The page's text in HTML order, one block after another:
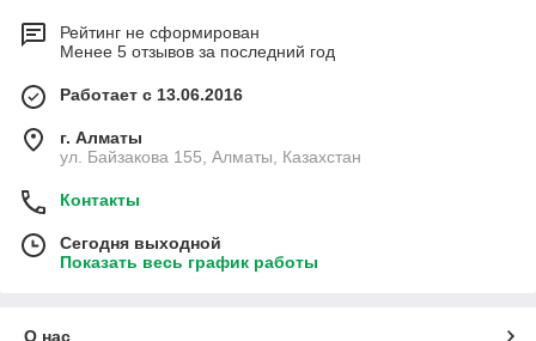
Рейтинг не сформирован
Менее 5 отзывов за последний год
Работает с 13.06.2016
г. Алматы
ул. Байзакова 155, Алматы, Казахстан
Контакты
Сегодня выходной
Показать весь график работы
О нас